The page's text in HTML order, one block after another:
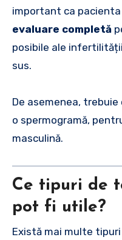
important ca pacienta
evaluare completă
posibile ale
sus.
De asemenea,
o spermogramă,
masculină.
Ce tipuri de
pot fi utile?
Există mai multe tipuri de teste genetice care pot